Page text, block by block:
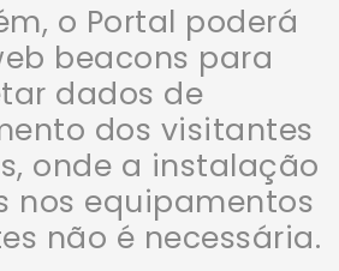
o Portal poderá
beacons para
dados de
dos visitantes
onde a instalação
nos equipamentos
não é necessária.